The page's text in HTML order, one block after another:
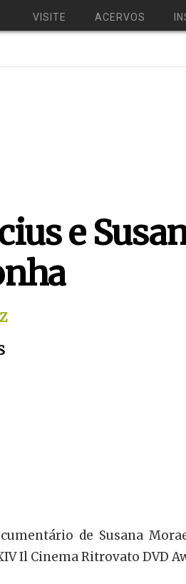
VISITE ACERVOS
e
de Susana
Il Cinema Ritrovato DVD